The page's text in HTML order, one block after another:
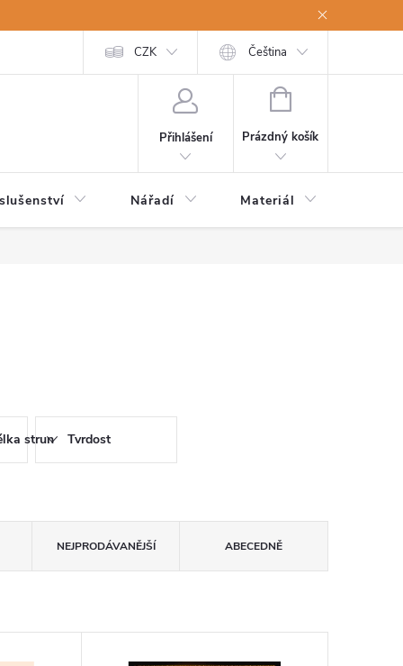
Odstoupení od kupní smlouvy
CZK Čeština
Přihlášení
NÁKUPNÍ
Prázdný košík
Nářadí Materiál
strun Tvrdost
NEJPRODÁVANĚJŠÍ ABECEDNĚ